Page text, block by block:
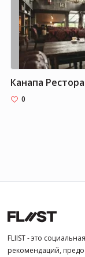
0
FLIIST - это
рекомендаций,